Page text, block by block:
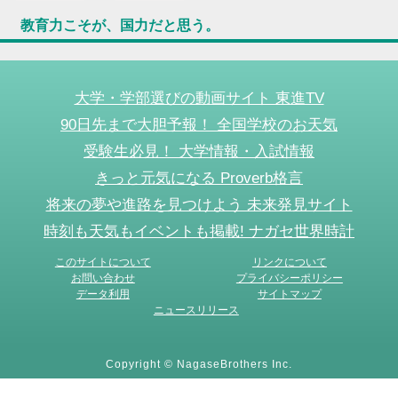
教育力こそが、国力だと思う。
大学・学部選びの動画サイト 東進TV
90日先まで大胆予報！ 全国学校のお天気
受験生必見！ 大学情報・入試情報
きっと元気になる Proverb格言
将来の夢や進路を見つけよう 未来発見サイト
時刻も天気もイベントも掲載! ナガセ世界時計
このサイトについて
リンクについて
お問い合わせ
プライバシーポリシー
データ利用
サイトマップ
ニュースリリース
Copyright © NagaseBrothers Inc.